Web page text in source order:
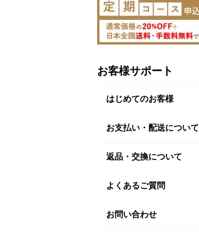
お客様サポート
はじめてのお客様
お支払い・配送について
返品・交換について
よくあるご質問
お問い合わせ